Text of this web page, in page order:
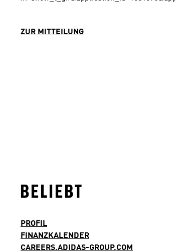
ZUR MITTEILUNG
BELIEBT
PROFIL
FINANZKALENDER
CAREERS.ADIDAS-GROUP.COM